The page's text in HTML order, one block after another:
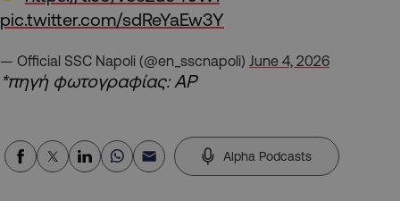
pic.twitter.com/sdReYaEw3Y
— Official SSC Napoli (@en_sscnapoli) June 4, 2026
*πηγή φωτογραφίας: ΑΡ
Alpha Podcasts